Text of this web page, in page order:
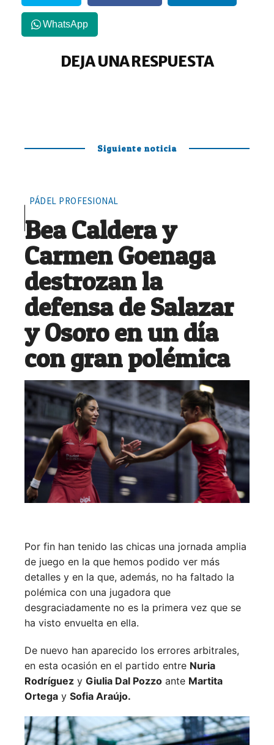
WhatsApp
DEJA UNA RESPUESTA
Siguiente noticia
PÁDEL PROFESIONAL
Bea Caldera y
Carmen Goenaga
destrozan la
defensa de Salazar
y Osoro en un día
con gran polémica
Por fin han tenido las chicas una jornada amplia
de juego en la que hemos podido ver más
detalles y en la que, además, no ha faltado la
polémica con una jugadora que
desgraciadamente no es la primera vez que se
ha visto envuelta en ella.
De nuevo han aparecido los errores arbitrales,
en esta ocasión en el partido entre Nuria
Rodríguez y Giulia Dal Pozzo ante Martita
Ortega y Sofia Araújo.